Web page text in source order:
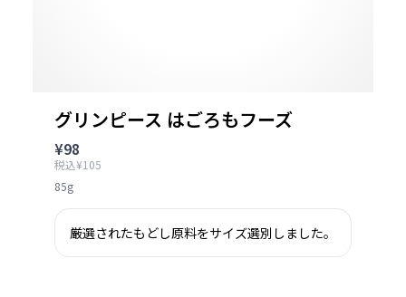
グリンピース はごろもフーズ
¥98
税込¥105
85g
厳選されたもどし原料をサイズ選別しました。